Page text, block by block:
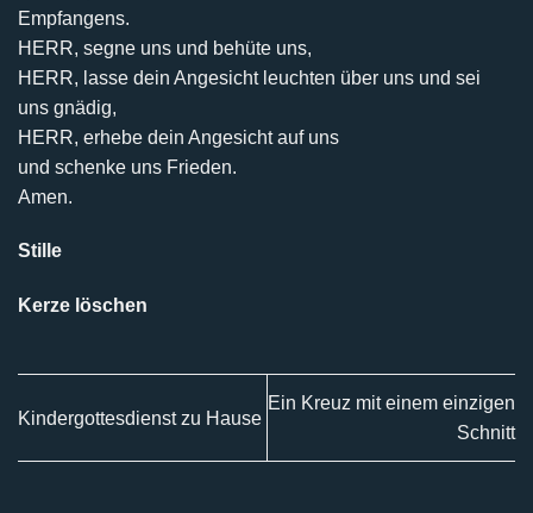
Empfangens.
HERR, segne uns und behüte uns,
HERR, lasse dein Angesicht leuchten über uns und sei
uns gnädig,
HERR, erhebe dein Angesicht auf uns
und schenke uns Frieden.
Amen.
Stille
Kerze löschen
Kindergottesdienst zu Hause
Ein Kreuz mit einem einzigen
Schnitt